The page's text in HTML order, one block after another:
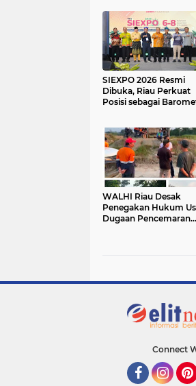
SIEXPO 2026 Resmi
Dibuka, Riau Perkuat
Posisi sebagai
WALHI Riau Desak
Penegakan Hukum
Dugaan Pencemaran
Connect